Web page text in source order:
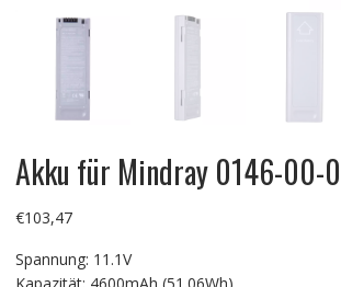
Akku für Mindray 0146-00-
€103,47
Spannung: 11.1V
Kapazität: 4600mAh (51.06Wh)